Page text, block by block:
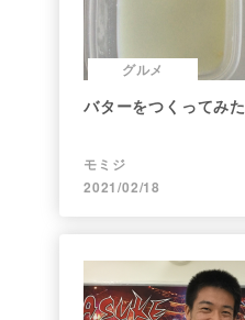
グルメ
バターをつくってみた
モミジ
2021/02/18